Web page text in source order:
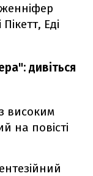
Еді
дивіться
високим
на повісті